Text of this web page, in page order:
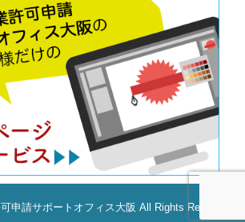
申請サポートオフィス大阪 All Rights Reseved.